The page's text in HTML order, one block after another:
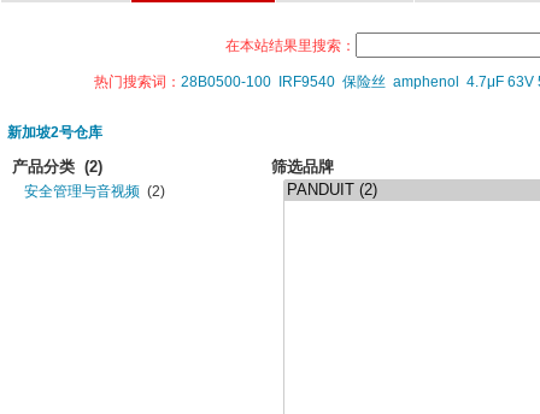
在本站结果里搜索：
热门搜索词： 28B0500-100 IRF9540 保险丝 amphenol 4.7μF 63V
新加坡2号仓库
产品分类 (2)
安全管理与音视频 (2)
筛选品牌